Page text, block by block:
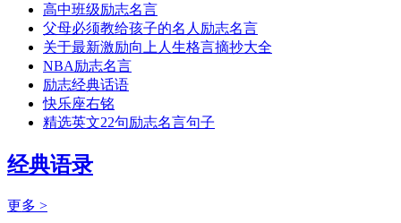
高中班级励志名言
父母必须教给孩子的名人励志名言
关于最新激励向上人生格言摘抄大全
NBA励志名言
励志经典话语
快乐座右铭
精选英文22句励志名言句子
经典语录
更多 >